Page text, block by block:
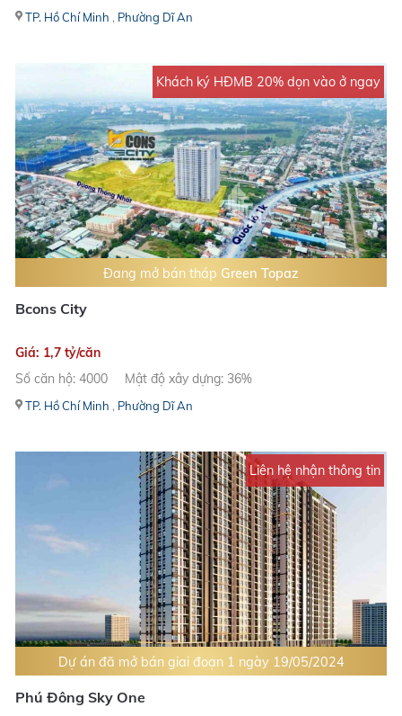
TP. Hồ Chí Minh , Phường Dĩ An
Khách ký HĐMB 20% dọn vào ở ngay
Đang mở bán tháp Green Topaz
Bcons City
Giá: 1,7 tỷ/căn
Số căn hộ: 4000
Mật độ xây dựng: 36%
TP. Hồ Chí Minh , Phường Dĩ An
Liên hệ nhận thông tin
Dự án đã mở bán giai đoạn 1 ngày 19/05/2024
Phú Đông Sky One